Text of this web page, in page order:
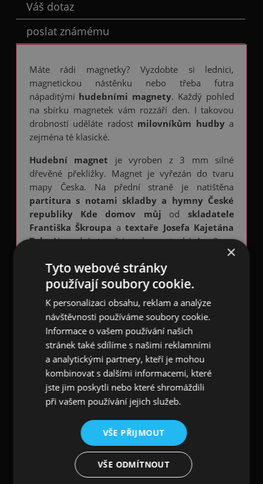
Váš dotaz
poslat známému
Máte rádi magnetky? Vyzdobte si lednici,
magnetickou nástěnku nebo třeba futra
nápaditými hudebními magnety. Každý pohled
na sbírku magnetek vám rozzáří den. I takovou
drobností uděláte radost milovníkům hudbya
zejména té klasické.
Hudební magnet je vyroben z 3 mm silné
dřevěné překližky. Magnet je vyřezán do tvaru
mapy Česka. Na přední straně je natištěna
partitura s notami skladby a hymny České
republiky Kde domov můj od skladatele
Františka Škroupa atextaře Josefa Kajetána
Tyla. Na zadní straně je uchycen tenký 4 × 2 cm
Abychom oprášili kdysi nabyté vědomosti,
připomeňme si zde to podstatné z historie této
skladby. Poprvé zazněla 21.12.1834 ve
Stavovském divadle v Praze v hudební frašce
Fidlovačka aneb Žádný hněv a žádná rvačka
Autoři přisoudili této písni v rámci hry 19.
pořadové číslo a přidělili ji slepému houslistovi
Marešovi. Hudební podání bylo velmi skromné
pouze s nástrojijedny sólové a dvoje
doprovodné housle, sólový lesní roh, viola,
nikdo netušil, jaká budoucnost písni kyne. Po
produkci každý, kdo skladbu slyšel, se hned po ní
pídil a tak se úžasně rychle rozšířila mezi lidem.
×
Tyto webové stránky
používají soubory cookie.
K personalizaci obsahu, reklam a analýze
návštěvnosti používáme soubory cookie.
Informace o vašem používání našich
stránek také sdílíme s našimi reklamními
a analytickými partnery, kteří je mohou
kombinovat s dalšími informacemi, které
jste jim poskytli nebo které shromáždili
při vašem používání jejich služeb.
VŠE PŘIJMOUT
VŠE ODMÍTNOUT